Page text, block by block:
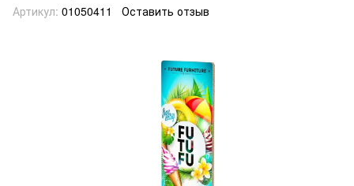
Артикул: 01050411 Оставить отзыв